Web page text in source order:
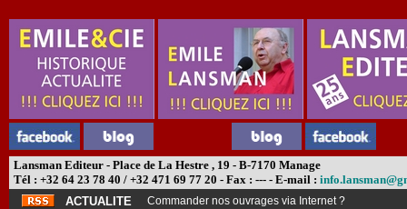
Lansman Editeur - Place de La Hestre , 19 - B-7170 Manage
Tél : +32 64 23 78 40 / +32 471 69 77 20 - Fax : --- - E-mail :
ACTUALITE
Commander nos ouvrages via Internet ?